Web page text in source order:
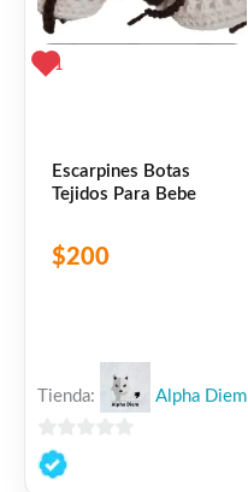
1
Escarpines Botas
Tejidos Para Bebe
$200
Tienda: Alpha Diem
0
de